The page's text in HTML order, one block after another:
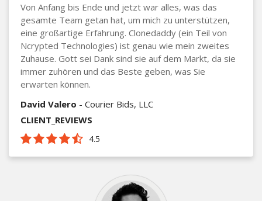
Von Anfang bis Ende und jetzt war alles, was das
gesamte Team getan hat, um mich zu unterstützen,
eine großartige Erfahrung. Clonedaddy (ein Teil von
Ncrypted Technologies) ist genau wie mein zweites
Zuhause. Gott sei Dank sind sie auf dem Markt, da sie
immer zuhören und das Beste geben, was Sie
erwarten können.
David Valero - Courier Bids, LLC
CLIENT_REVIEWS
4.5